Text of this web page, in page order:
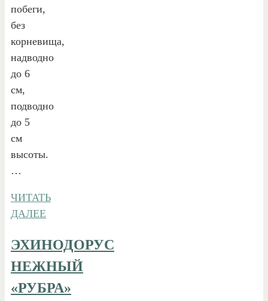
побеги,
без
корневища,
надводно
до 6
см,
подводно
до 5
см
высоты.
…
ЧИТАТЬ
ДАЛЕЕ
ЭХИНОДОРУС
НЕЖНЫЙ
«РУБРА»